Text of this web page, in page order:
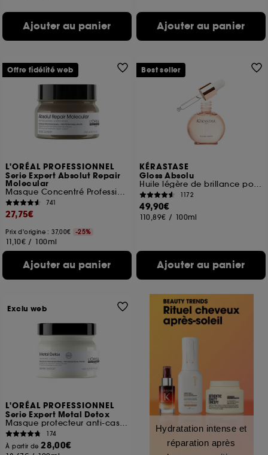
Ajouter au panier Ajouter au panier
L'ORÉAL PROFESSIONNEL
Serie Expert Absolut Repair
Molecular
Masque Concentré Professionnel
741
27,75€
Prix d'origine : 37,00€ -25%
11,10€ / 100ml
Ajouter au panier
Offre fidélité web
KÉRASTASE
Gloss Absolu
Huile légère de brillance pour cheveux longs sujets aux frisottis
1172
49,90€
110,89€ / 100ml
Ajouter au panier
Best seller
L'ORÉAL PROFESSIONNEL
Serie Expert Metal Detox
Masque protecteur anti-casse format découverte
174
À partir de28,00€
Exclu web
Hydratation intense et
réparation après